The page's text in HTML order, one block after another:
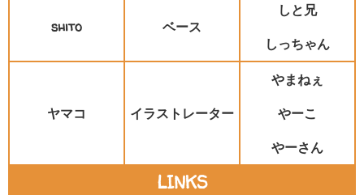
shito ベース
しと兄
しっちゃん
ヤマコ イラストレーター
やまねぇ
やーこ
やーさん
LINKS